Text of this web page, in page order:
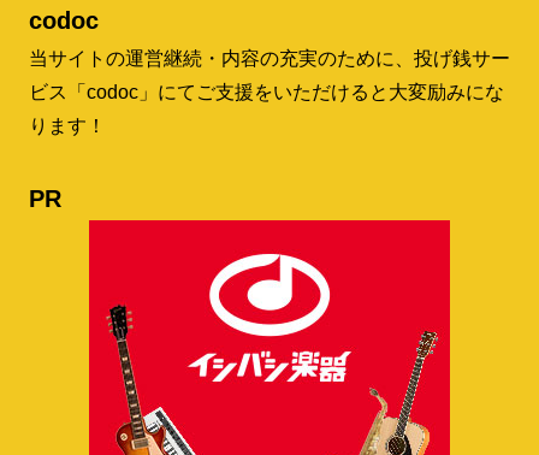
codoc
当サイトの運営継続・内容の充実のために、投げ銭サー
ビス「codoc」にてご支援をいただけると大変励みにな
ります！
PR